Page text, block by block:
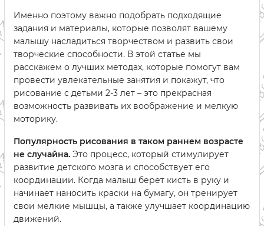
Именно поэтому важно подобрать подходящие
задания и материалы, которые позволят вашему
малышу насладиться творчеством и развить свои
творческие способности. В этой статье мы
расскажем о лучших методах, которые помогут вам
провести увлекательные занятия и покажут, что
рисование с детьми 2-3 лет – это прекрасная
возможность развивать их воображение и мелкую
моторику.
Популярность рисования в таком раннем возрасте
не случайна. Это процесс, который стимулирует
развитие детского мозга и способствует его
координации. Когда малыш берет кисть в руку и
начинает наносить краски на бумагу, он тренирует
свои мелкие мышцы, а также улучшает координацию
движений.